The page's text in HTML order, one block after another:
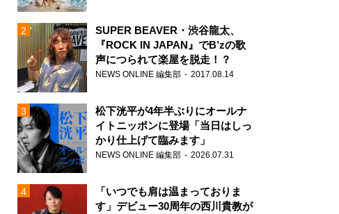
SUPER BEAVER・渋谷龍太、
『ROCK IN JAPAN』でB’zの歌
声につられて楽屋を脱走！？
NEWS ONLINE 編集部 2017.08.14
松下洸平が4年半ぶりにオールナ
イトニッポンに登場「当日はしっ
かり仕上げて臨みます」
NEWS ONLINE 編集部 2026.07.31
「いつでも肩は温まっておりま
す」デビュー30周年の西川貴教が